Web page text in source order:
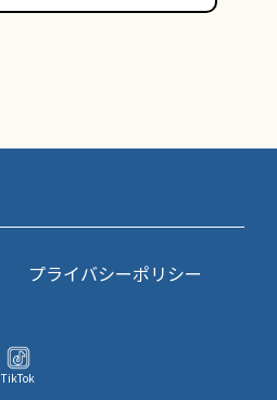
プライバシーポリシー
TikTok